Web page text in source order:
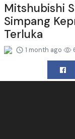
Mitshubishi
Simpang
Terluka
1 month ago